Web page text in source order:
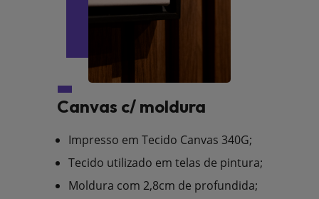
Canvas c/ moldura
Impresso em Tecido Canvas 340G;
Tecido utilizado em telas de pintura;
Moldura com 2,8cm de profundida;